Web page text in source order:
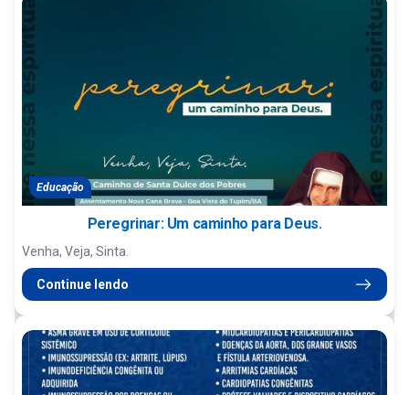
Educação
Peregrinar: Um caminho para Deus.
Venha, Veja, Sinta.
Continue lendo